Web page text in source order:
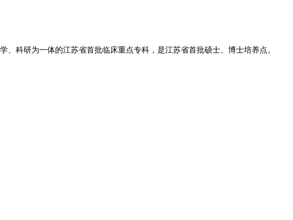
科研为一体的江苏省首批临床重点专科，是江苏省首批硕士、博士培养点。